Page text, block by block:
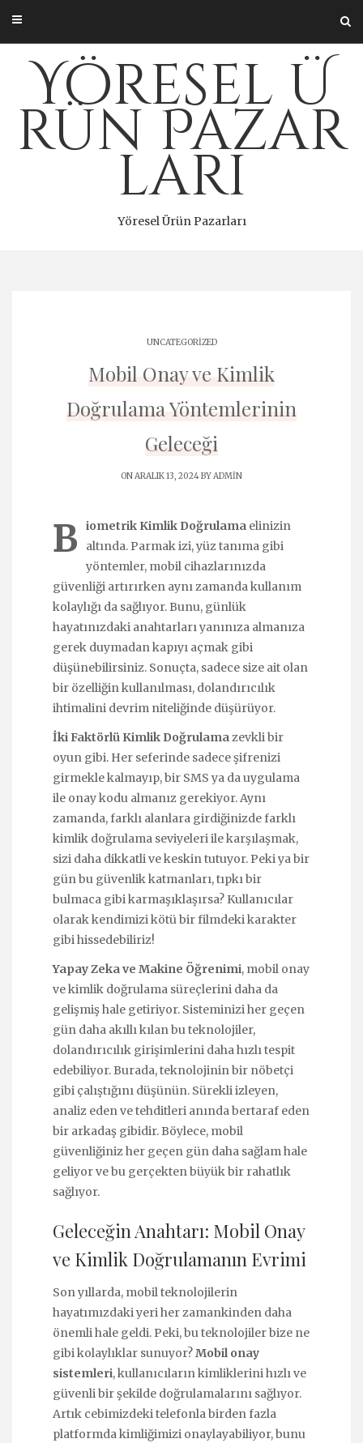
content
Yöresel Ü
rün Pazar
ları
Yöresel Ürün Pazarları
UNCATEGORIZED
Mobil Onay ve Kimlik
Doğrulama Yöntemlerinin
Geleceği
ON ARALIK 13, 2024 BYADMIN
B iometrik Kimlik Doğrulama elinizin
altında. Parmak izi, yüz tanıma gibi
yöntemler, mobil cihazlarınızda
güvenliği artırırken aynı zamanda kullanım
kolaylığı da sağlıyor. Bunu, günlük
hayatınızdaki anahtarları yanınıza almanıza
gerek duymadan kapıyı açmak gibi
düşünebilirsiniz. Sonuçta, sadece size ait olan
bir özelliğin kullanılması, dolandırıcılık
ihtimalini devrim niteliğinde düşürüyor.
İki Faktörlü Kimlik Doğrulamazevkli bir
oyun gibi. Her seferinde sadece şifrenizi
girmekle kalmayıp, bir SMS ya da uygulama
ile onay kodu almanız gerekiyor. Aynı
zamanda, farklı alanlara girdiğinizde farklı
kimlik doğrulama seviyeleri ile karşılaşmak,
sizi daha dikkatli ve keskin tutuyor. Peki ya bir
gün bu güvenlik katmanları, tıpkı bir
bulmaca gibi karmaşıklaşırsa? Kullanıcılar
olarak kendimizi kötü bir filmdeki karakter
gibi hissedebiliriz!
Yapay Zeka ve Makine Öğrenimi, mobil onay
ve kimlik doğrulama süreçlerini daha da
gelişmiş hale getiriyor. Sisteminizi her geçen
gün daha akıllı kılan bu teknolojiler,
dolandırıcılık girişimlerini daha hızlı tespit
edebiliyor. Burada, teknolojinin bir nöbetçi
gibi çalıştığını düşünün. Sürekli izleyen,
analiz eden ve tehditleri anında bertaraf eden
bir arkadaş gibidir. Böylece, mobil
güvenliğiniz her geçen gün daha sağlam hale
geliyor ve bu gerçekten büyük bir rahatlık
sağlıyor.
Geleceğin Anahtarı: Mobil Onay
ve Kimlik Doğrulamanın Evrimi
Son yıllarda, mobil teknolojilerin
hayatımızdaki yeri her zamankinden daha
önemli hale geldi. Peki, bu teknolojiler bize ne
gibi kolaylıklar sunuyor?Mobil onay
sistemleri, kullanıcıların kimliklerini hızlı ve
güvenli bir şekilde doğrulamalarını sağlıyor.
Artık cebimizdeki telefonla birden fazla
platformda kimliğimizi onaylayabiliyor, bunu